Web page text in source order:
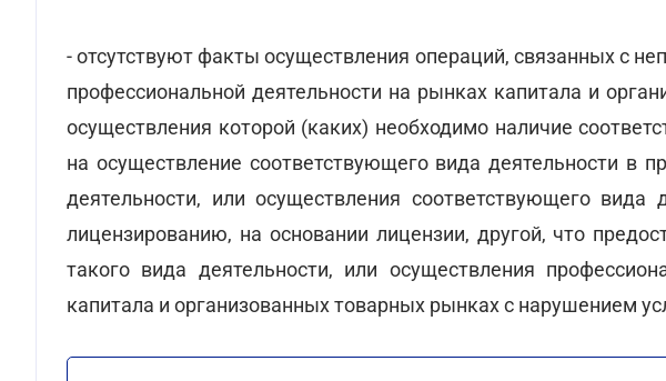
- отсутствуют факты осуществления операций, связанных с
профессиональной деятельности на рынках капитала и
осуществления которой (каких) необходимо наличие
на осуществление соответствующего вида деятельности в
деятельности, или осуществления соответствующего вида
лицензированию, на основании лицензии, другой, что
такого вида деятельности, или осуществления
капитала и организованных товарных рынках с нарушением